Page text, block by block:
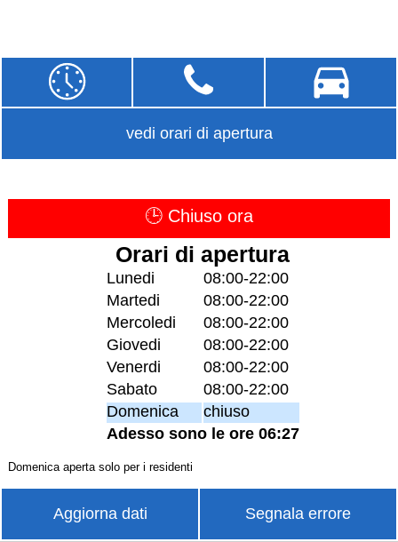
vedi orari di apertura
🕒 Chiuso ora
Orari di apertura
Lunedi
08:00-22:00
Martedi
08:00-22:00
Mercoledi
08:00-22:00
Giovedi
08:00-22:00
Venerdi
08:00-22:00
Sabato
08:00-22:00
Domenica
chiuso
Adesso sono le ore 06:27
Domenica aperta solo per i residenti
Aggiorna dati Segnala errore